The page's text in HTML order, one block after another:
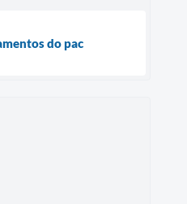
do pac